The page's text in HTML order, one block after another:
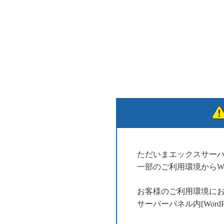
ただいまエックスサー
一部のご利用環境から
お客様のご利用環境に
サーバーパネル内